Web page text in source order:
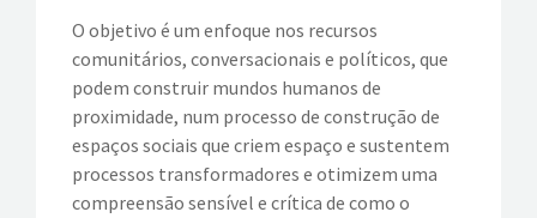
O objetivo é um enfoque nos recursos
comunitários, conversacionais e políticos, que
podem construir mundos humanos de
proximidade, num processo de construção de
espaços sociais que criem espaço e sustentem
processos transformadores e otimizem uma
compreensão sensível e crítica de como o